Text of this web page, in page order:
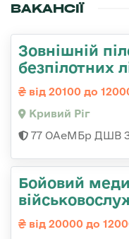
ВАКАНСІЇ
Зовнішній
безпілотних
від 20100 до
Кривий Ріг
77 ОАеМБр ДШВ
Бойовий
від 20000 до